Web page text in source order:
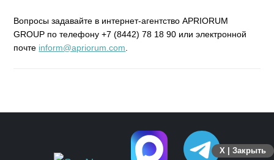
Вопросы задавайте в интернет-агентство APRIORUM
GROUP по телефону +7 (8442) 78 18 90 или электронной
почте inform@apriorum.com.
X | Закрыть